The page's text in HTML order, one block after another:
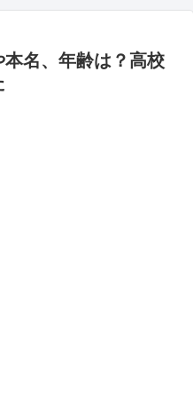
名、年齢は？高校